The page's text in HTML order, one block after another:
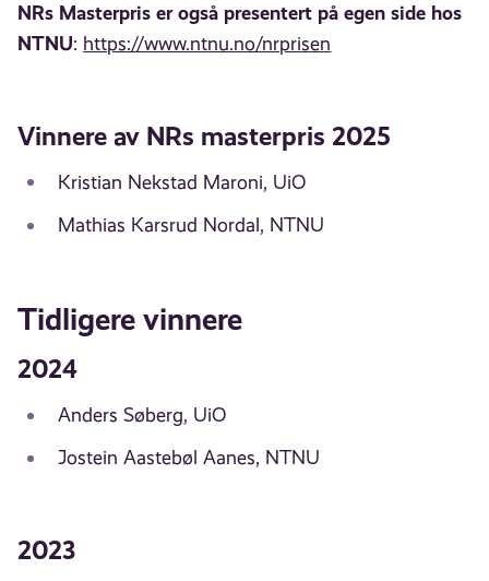
NRs Masterpris er også presentert på egen side hos
NTNU: https://www.ntnu.no/nrprisen
Vinnere av NRs masterpris 2025
Kristian Nekstad Maroni, UiO
Mathias Karsrud Nordal, NTNU
Tidligere vinnere
2024
Anders Søberg, UiO
Jostein Aastebøl Aanes, NTNU
2023